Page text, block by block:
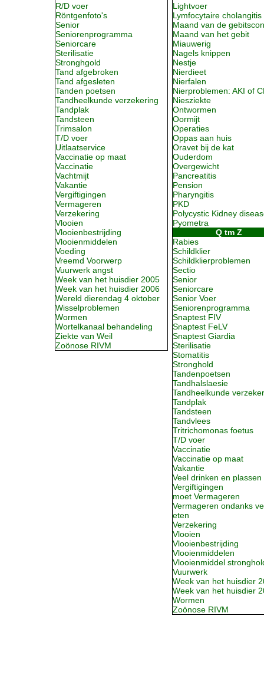
R/D voer
Röntgenfoto's
Senior
Seniorenprogramma
Seniorcare
Sterilisatie
Stronghgold
Tand afgebroken
Tand afgesleten
Tanden poetsen
Tandheelkunde verzekering
Tandplak
Tandsteen
Trimsalon
T/D voer
Uitlaatservice
Vaccinatie op maat
Vaccinatie
Vachtmijt
Vakantie
Vergiftigingen
Vermageren
Verzekering
Vlooien
Vlooienbestrijding
Vlooienmiddelen
Voeding
Vreemd Voorwerp
Vuurwerk angst
Week van het huisdier 2005
Week van het huisdier 2006
Wereld dierendag 4 oktober
Wisselproblemen
Wormen
Wortelkanaal behandeling
Ziekte van Weil
Zoönose RIVM
Lightvoer
Lymfocytaire cholangitis
Maand van de
Maand van het gebit
Miauwerig
Nagels knippen
Nestje
Nierdieet
Nierfalen
Nierproblemen: AKI of
Niesziekte
Ontwormen
Oormijt
Operaties
Oppas aan huis
Oravet bij de kat
Ouderdom
Overgewicht
Pancreatitis
Pension
Pharyngitis
PKD
Polycystic Kidney
Pyometra
Q tm Z
Rabies
Schildklier
Schildklierproblemen
Sectio
Senior
Seniorcare
Senior Voer
Seniorenprogramma
Snaptest FIV
Snaptest FeLV
Snaptest Giardia
Sterilisatie
Stomatitis
Stronghold
Tandenpoetsen
Tandhalslaesie
Tandheelkunde
Tandplak
Tandsteen
Tandvlees
Tritrichomonas foetus
T/D voer
Vaccinatie
Vaccinatie op maat
Vakantie
Veel drinken en plassen
Vergiftigingen
moet Vermageren
Vermageren ondanks
eten
Verzekering
Vlooien
Vlooienbestrijding
Vlooienmiddelen
Vlooienmiddel
Vuurwerk
Week van het huisdier
Week van het huisdier
Wormen
Zoönose RIVM